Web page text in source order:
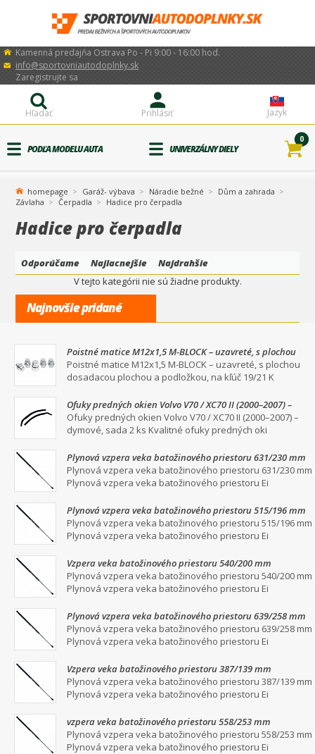
Kamenná predajňa Ostrava Po - Pi 9:00 - 16:00 hod.
info@sportovniautodoplnky.sk
Jazyk
Prihlásiť
Zaregistrujte sa
Hľadať
PODĽA MODELU AUTA UNIVERZÁLNY DIELY
0
homepage Garáž- výbava Náradie bežné
Dům a zahrada
Závlaha
Čerpadla Hadice pro čerpadla
Hadice pro čerpadla
Odporúčame Najlacnejšie
Najdrahšie
V tejto kategórii nie sú žiadne produkty.
Najnovšie pridané
Poistné matice M12x1,5 M-BLOCK – uzavreté, s plochou
dosadacou plochou a podložkou, na kľúč 19/21
Poistné matice M12x1,5 M-BLOCK – uzavreté, s plochou
dosadacou plochou a podložkou, na kľúč 19/21 K
Ofuky predných okien Volvo V70 / XC70 II (2000–2007) –
dymové, sada 2 ks
Ofuky predných okien Volvo V70 / XC70 II (2000–2007) –
dymové, sada 2 ks Kvalitné ofuky predných oki
Plynová vzpera veka batožinového priestoru 631/230 mm
Plynová vzpera veka batožinového priestoru 631/230 mm
Plynová vzpera veka batožinového priestoru Ei
Plynová vzpera veka batožinového priestoru 515/196 mm
Plynová vzpera veka batožinového priestoru 515/196 mm
Plynová vzpera veka batožinového priestoru Ei
Vzpera veka batožinového priestoru 540/200 mm
Plynová vzpera veka batožinového priestoru 540/200 mm
Plynová vzpera veka batožinového priestoru Ei
Plynová vzpera veka batožinového priestoru 639/258 mm
Plynová vzpera veka batožinového priestoru 639/258 mm
Plynová vzpera veka batožinového priestoru Ei
Vzpera veka batožinového priestoru 387/139 mm
Plynová vzpera veka batožinového priestoru 387/139 mm
Plynová vzpera veka batožinového priestoru Ei
vzpera veka batožinového priestoru 558/253 mm
Plynová vzpera veka batožinového priestoru 558/253 mm
Plynová vzpera veka batožinového priestoru Ei